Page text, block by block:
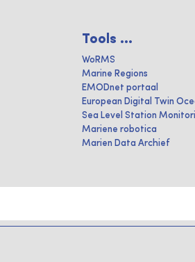
Tools ...
WoRMS
Marine Regions
EMODnet portaal
European Digital Twin
Sea Level Station
Mariene robotica
Marien Data Archief